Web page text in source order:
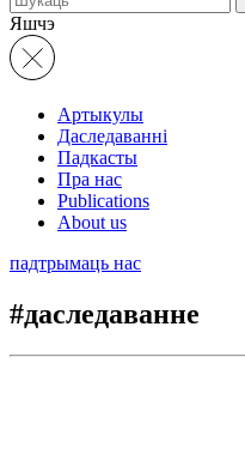
Яшчэ
Артыкулы
Даследаванні
Падкасты
Пра нас
Publications
About us
падтрымаць нас
#даследаванне